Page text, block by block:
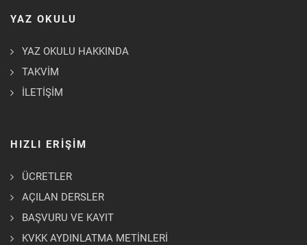
YAZ OKULU
YAZ OKULU HAKKINDA
TAKVİM
İLETİŞİM
HIZLI ERİŞİM
ÜCRETLER
AÇILAN DERSLER
BAŞVURU VE KAYIT
KVKK AYDINLATMA METİNLERİ